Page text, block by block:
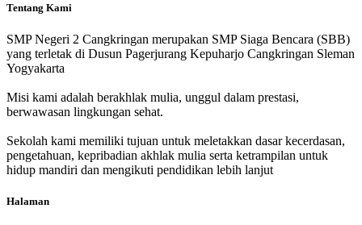
Tentang Kami
SMP Negeri 2 Cangkringan merupakan SMP Siaga Bencara (SBB)
yang terletak di Dusun Pagerjurang Kepuharjo Cangkringan Sleman
Yogyakarta
Misi kami adalah berakhlak mulia, unggul dalam prestasi,
berwawasan lingkungan sehat.
Sekolah kami memiliki tujuan untuk meletakkan dasar kecerdasan,
pengetahuan, kepribadian akhlak mulia serta ketrampilan untuk
hidup mandiri dan mengikuti pendidikan lebih lanjut
Halaman